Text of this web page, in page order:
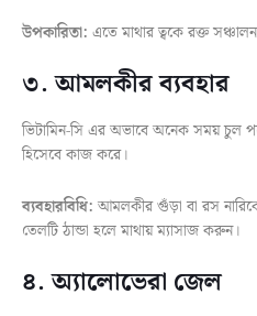
উপকারিতা: এতে মাথার ত্বকে রক্ত
৩. আমলকীর ব্যবহার
ভিটামিন-সি এর অভাবে অনেক সময় চুল
হিসেবে কাজ করে।
ব্যবহারবিধি: আমলকীর গুঁড়া বা রস
তেলটি ঠান্ডা হলে মাথায় ম্যাসাজ করুন।
৪. অ্যালোভেরা জেল